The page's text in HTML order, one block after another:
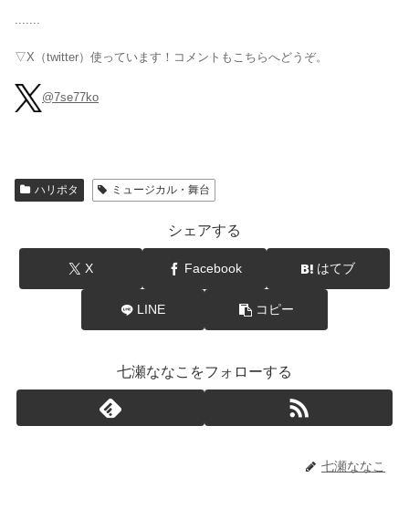
▽X（twitter）使っています！コメントもこちらへどうぞ。
@7se77ko
ハリポタ ミュージカル・舞台
シェアする
X Facebook はてブ
LINE コピー
七瀬ななこをフォローする
七瀬ななこ